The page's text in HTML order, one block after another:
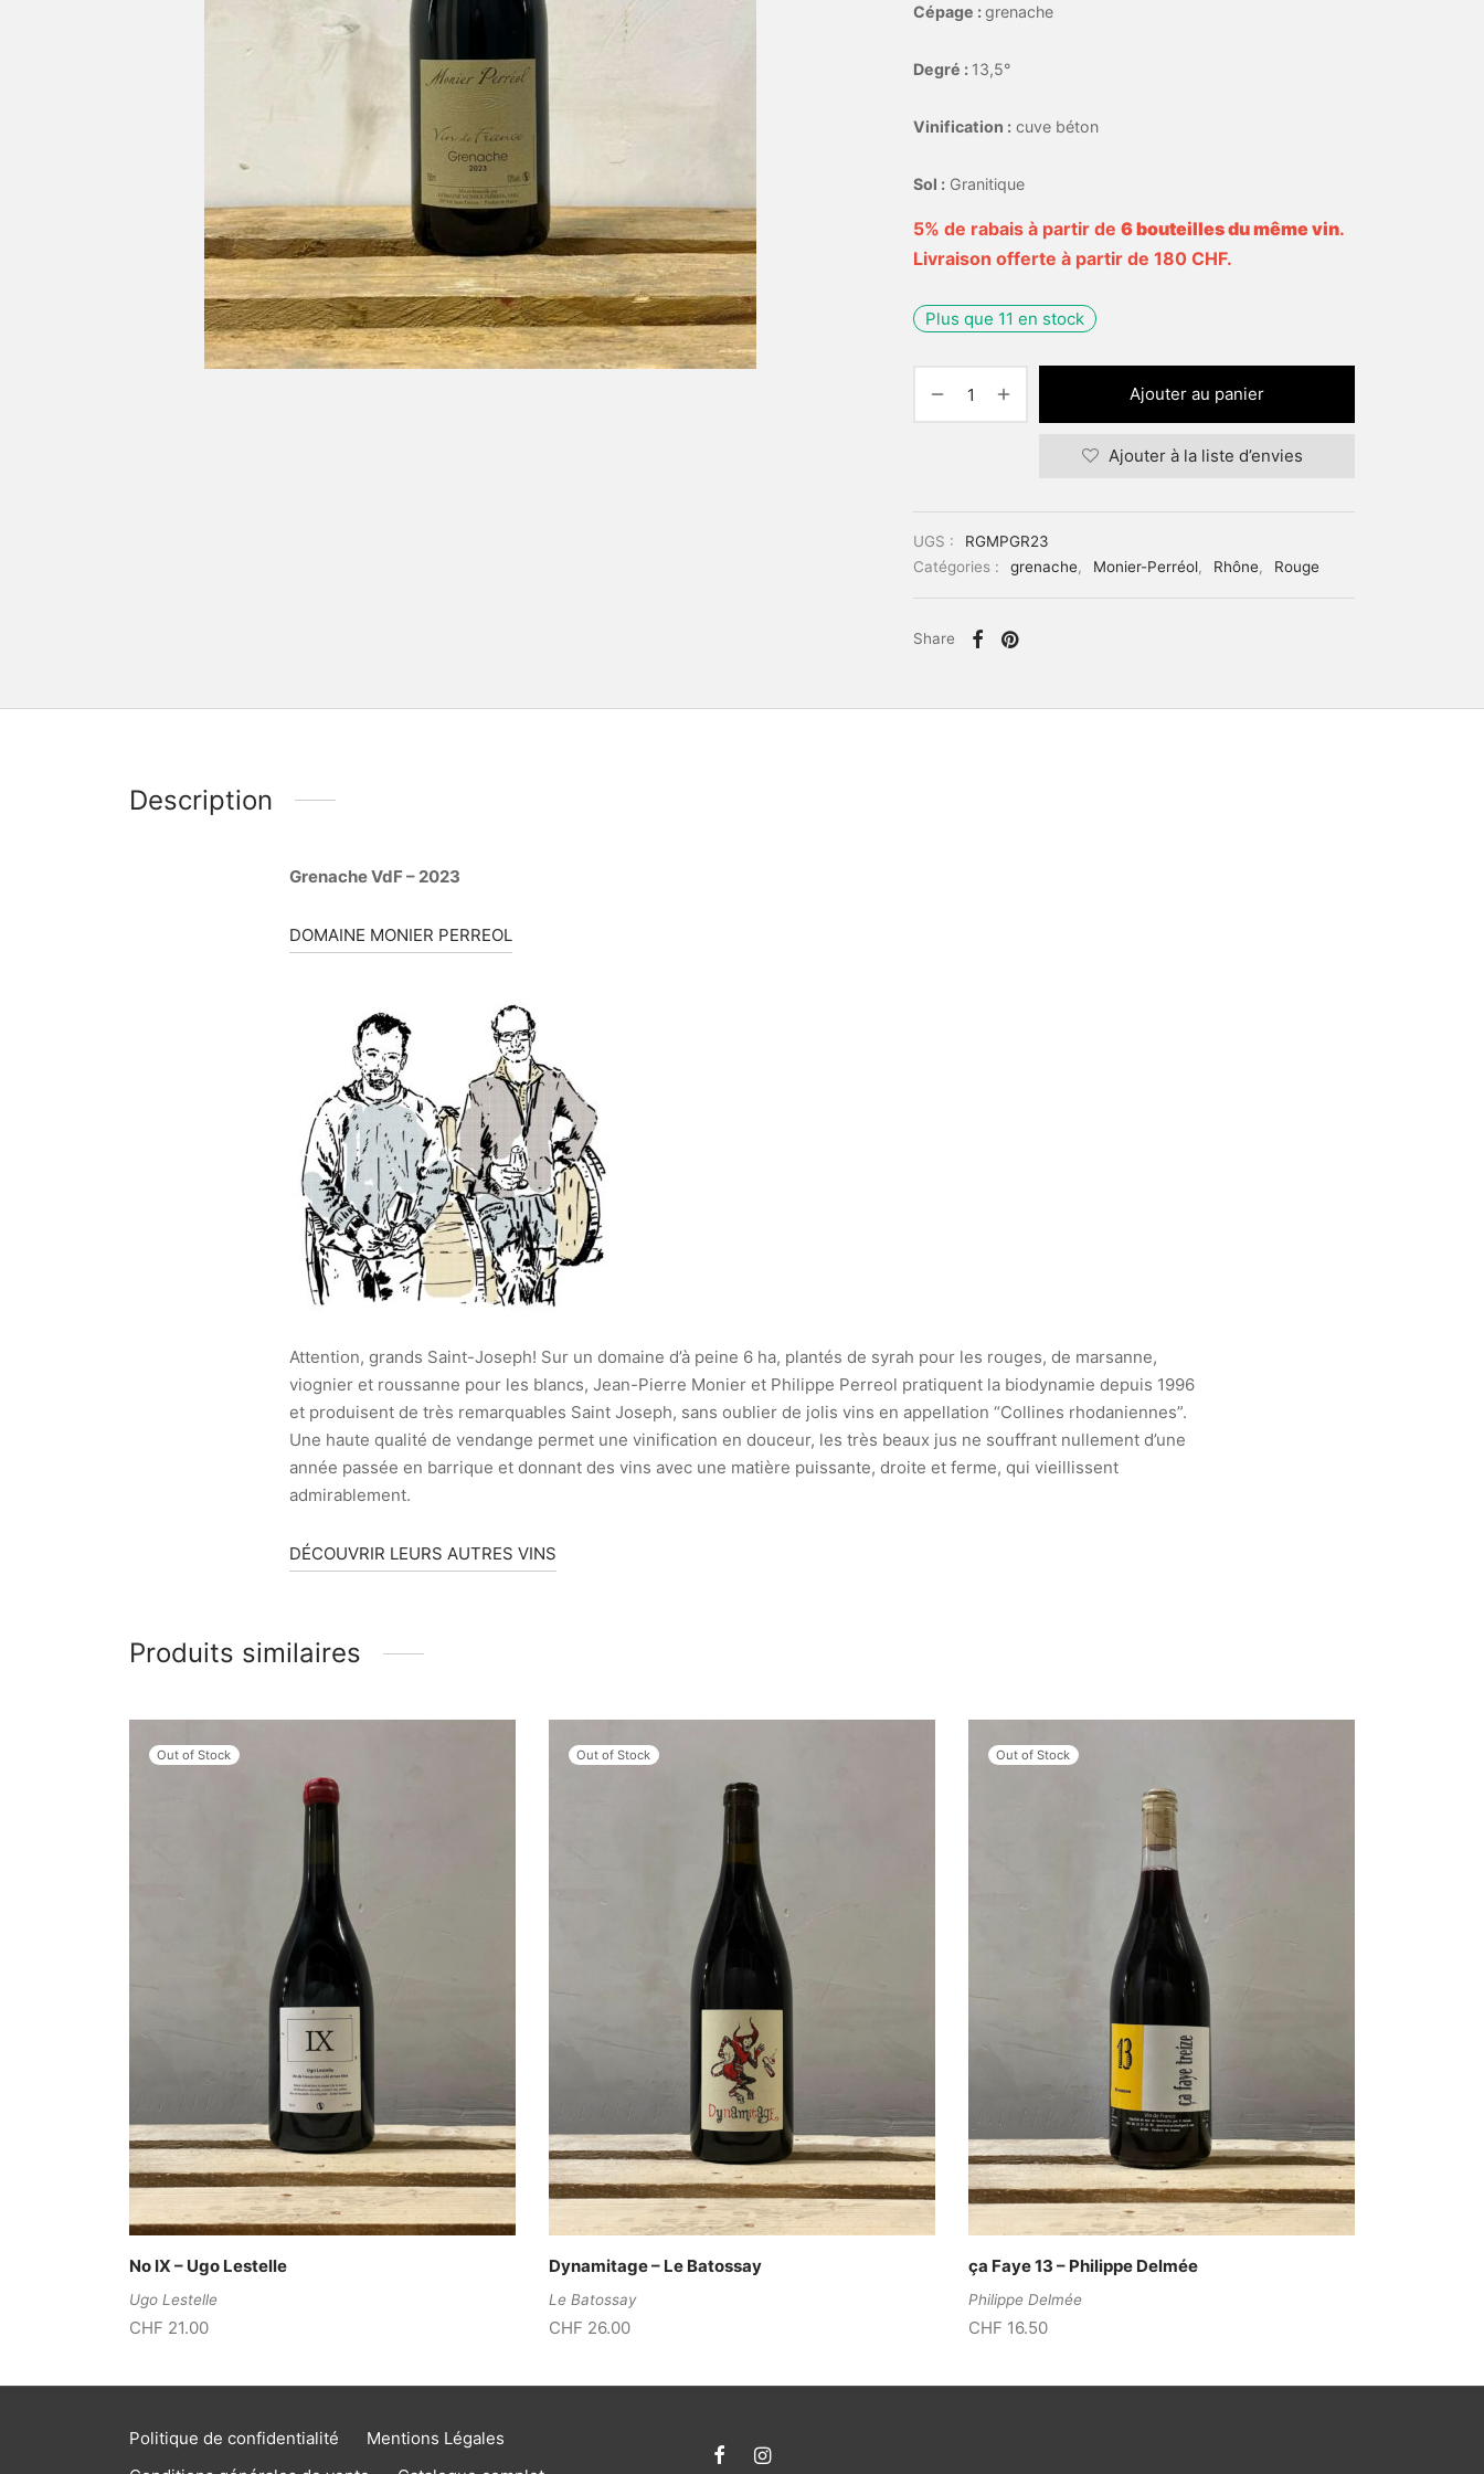
Cépage :grenache
Degré : 13,5°
Vinification : cuve béton
Sol : Granitique
5% de rabais à partir de 6 bouteilles du même vin.
Livraison offerte à partir de 180 CHF.
Plus que 11 en stock
Ajouter au panier
Ajouter à la liste d’envies
UGS :
RGMPGR23
Catégories :
grenache, Monier-Perréol, Rhône, Rouge
Share
Description
Grenache VdF – 2023
DOMAINE MONIER PERREOL
Attention, grands Saint-Joseph! Sur un domaine d’à peine 6 ha, plantés de syrah pour les rouges, de marsanne,
viognier et roussanne pour les blancs, Jean-Pierre Monier et Philippe Perreol pratiquent la biodynamie depuis 1996
et produisent de très remarquables Saint Joseph, sans oublier de jolis vins en appellation “Collines rhodaniennes”.
Une haute qualité de vendange permet une vinification en douceur, les très beaux jus ne souffrant nullement d’une
année passée en barrique et donnant des vins avec une matière puissante, droite et ferme, qui vieillissent
admirablement.
DÉCOUVRIR LEURS AUTRES VINS
Produits similaires
Out of Stock
No IX – Ugo Lestelle
Ugo Lestelle
CHF 21.00
Out of Stock
Dynamitage – Le Batossay
Le Batossay
CHF 26.00
Out of Stock
ça Faye 13 – Philippe Delmée
Philippe Delmée
CHF 16.50
Politique de confidentialité
Mentions Légales